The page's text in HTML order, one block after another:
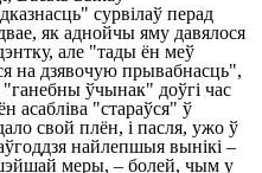
сурвілаў перад
як аднойчы яму давялося
але "тады ён меў
на дзявочую прывабнасць",
ўчынак" доўгі час
асабліва "стараўся" ў
свой плён, і пасля, ужо ў
найлепшыя вынікі –
меры, – болей, чым у